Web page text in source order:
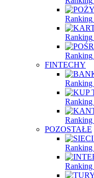
Ranking
Ranking
Ranking
FINTECHY
Ranking
Ranking
Ranking
POZOSTAŁE
Ranking
Ranking